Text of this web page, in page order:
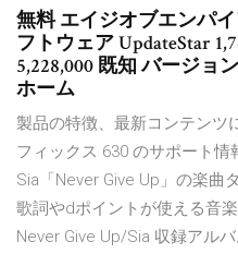
無料 エイジオブエンパ
フトウェア UpdateStar
5,228,000 既知 バージョ
ホーム
製品の特徴、最新コンテンツ
フィックス 630 のサポート
Sia「Never Give Up」の楽曲
歌詞やdポイントが使える音
Never Give Up/Sia 収録アル